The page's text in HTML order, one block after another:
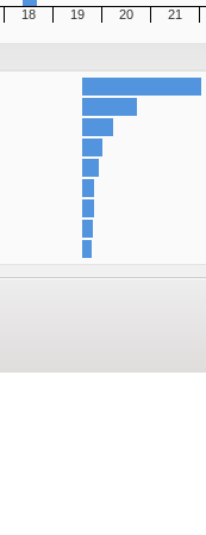
18 19 20 21